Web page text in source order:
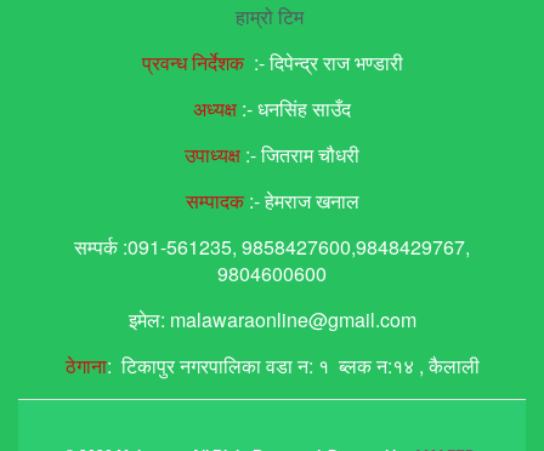
हाम्रो टिम
प्रवन्ध निर्देशक:- दिपेन्द्र राज भण्डारी
अध्यक्ष :- धनसिंह साउँद
उपाध्यक्ष :- जितराम चौधरी
सम्पादक:- हेमराज खनाल
सम्पर्क :091-561235, 9858427600,9848429767,
9804600600
इमेल: malawaraonline@gmail.com
ठेगाना: टिकापुर नगरपालिका वडा न: १ ब्लक न:१४ , कैलाली